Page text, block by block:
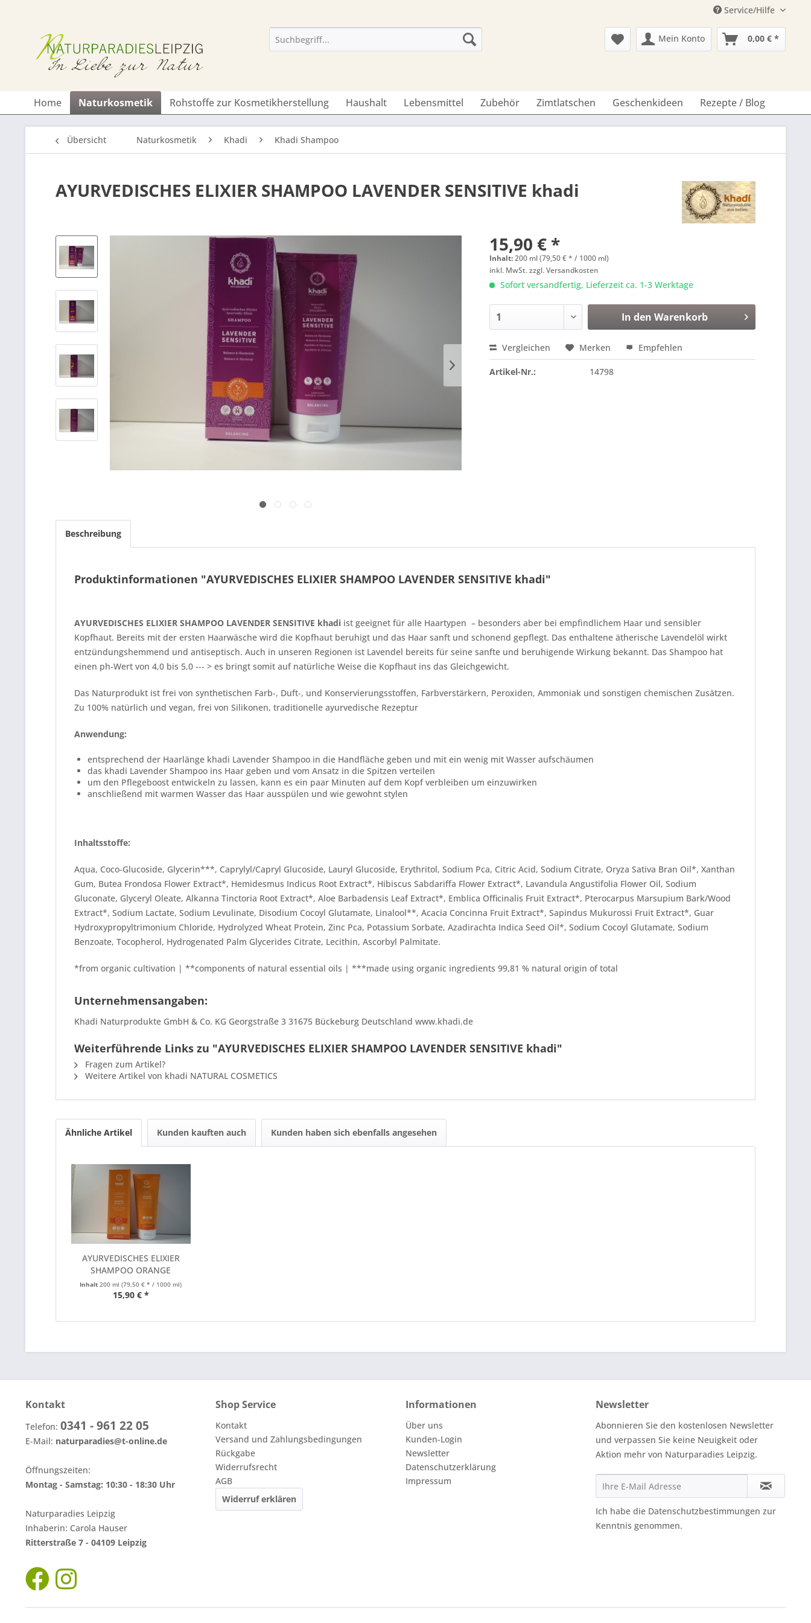
Service/Hilfe
Mein Konto 0,00 € *
Home Naturkosmetik Rohstoffe zur Kosmetikherstellung Haushalt Lebensmittel Zubehör Zimtlatschen Geschenkideen Rezepte / Blog
Übersicht Naturkosmetik Khadi Khadi Shampoo
AYURVEDISCHES ELIXIER SHAMPOO LAVENDER SENSITIVE khadi
15,90 € *
Inhalt:200 ml (79,50 € * / 1000 ml)
inkl. MwSt.zzgl. Versandkosten
Sofort versandfertig, Lieferzeit ca. 1-3 Werktage
In den Warenkorb
Vergleichen Merken Empfehlen
Artikel-Nr.: 14798
Beschreibung
Produktinformationen "AYURVEDISCHES ELIXIER SHAMPOO LAVENDER SENSITIVE khadi"
AYURVEDISCHES ELIXIER SHAMPOO LAVENDER SENSITIVE khadi ist geeignet für alle Haartypen – besonders aber bei empfindlichem Haar und sensibler
Kopfhaut. Bereits mit der ersten Haarwäsche wird die Kopfhaut beruhigt und das Haar sanft und schonend gepflegt. Das enthaltene ätherische Lavendelöl wirkt
entzündungshemmend und antiseptisch. Auch in unseren Regionen ist Lavendel bereits für seine sanfte und beruhigende Wirkung bekannt. Das Shampoo hat
einen ph-Wert von 4,0 bis 5,0 --- > es bringt somit auf natürliche Weise die Kopfhaut ins das Gleichgewicht.
Das Naturprodukt ist frei von synthetischen Farb-, Duft-, und Konservierungsstoffen, Farbverstärkern, Peroxiden, Ammoniak und sonstigen chemischen Zusätzen.
Zu 100% natürlich und vegan, frei von Silikonen, traditionelle ayurvedische Rezeptur
Anwendung:
entsprechend der Haarlänge khadi Lavender Shampoo in die Handfläche geben und mit ein wenig mit Wasser aufschäumen
das khadi Lavender Shampoo ins Haar geben und vom Ansatz in die Spitzen verteilen
um den Pflegeboost entwickeln zu lassen, kann es ein paar Minuten auf dem Kopf verbleiben um einzuwirken
anschließend mit warmen Wasser das Haar ausspülen und wie gewohnt stylen
Inhaltsstoffe:
Aqua, Coco-Glucoside, Glycerin***, Caprylyl/Capryl Glucoside, Lauryl Glucoside, Erythritol, Sodium Pca, Citric Acid, Sodium Citrate, Oryza Sativa Bran Oil*, Xanthan
Gum, Butea Frondosa Flower Extract*, Hemidesmus Indicus Root Extract*, Hibiscus Sabdariffa Flower Extract*, Lavandula Angustifolia Flower Oil, Sodium
Gluconate, Glyceryl Oleate, Alkanna Tinctoria Root Extract*, Aloe Barbadensis Leaf Extract*, Emblica Officinalis Fruit Extract*, Pterocarpus Marsupium Bark/Wood
Extract*, Sodium Lactate, Sodium Levulinate, Disodium Cocoyl Glutamate, Linalool**, Acacia Concinna Fruit Extract*, Sapindus Mukurossi Fruit Extract*, Guar
Hydroxypropyltrimonium Chloride, Hydrolyzed Wheat Protein, Zinc Pca, Potassium Sorbate, Azadirachta Indica Seed Oil*, Sodium Cocoyl Glutamate, Sodium
Benzoate, Tocopherol, Hydrogenated Palm Glycerides Citrate, Lecithin, Ascorbyl Palmitate.
*from organic cultivation | **components of natural essential oils | ***made using organic ingredients 99,81 % natural origin of total
Unternehmensangaben:
Khadi Naturprodukte GmbH & Co. KG Georgstraße 3 31675 Bückeburg Deutschland www.khadi.de
Weiterführende Links zu "AYURVEDISCHES ELIXIER SHAMPOO LAVENDER SENSITIVE khadi"
Fragen zum Artikel?
Weitere Artikel von khadi NATURAL COSMETICS
Ähnliche Artikel Kunden kauften auch Kunden haben sich ebenfalls angesehen
AYURVEDISCHES ELIXIER
SHAMPOO ORANGE
VITALITY...
Inhalt200 ml(79,50 € * / 1000 ml)
15,90 € *
Kontakt
Telefon: 0341 - 961 22 05
E-Mail: naturparadies@t-online.de
Öffnungszeiten:
Montag - Samstag: 10:30 - 18:30 Uhr
Naturparadies Leipzig
Inhaberin: Carola Hauser
Ritterstraße 7 - 04109 Leipzig
Shop Service
Kontakt
Versand und Zahlungsbedingungen
Rückgabe
Widerrufsrecht
AGB
Widerruf erklären
Informationen
Über uns
Kunden-Login
Newsletter
Datenschutzerklärung
Impressum
Newsletter
Abonnieren Sie den kostenlosen Newsletter
und verpassen Sie keine Neuigkeit oder
Aktion mehr von Naturparadies Leipzig.
Ich habe die Datenschutzbestimmungen zur
Kenntnis genommen.